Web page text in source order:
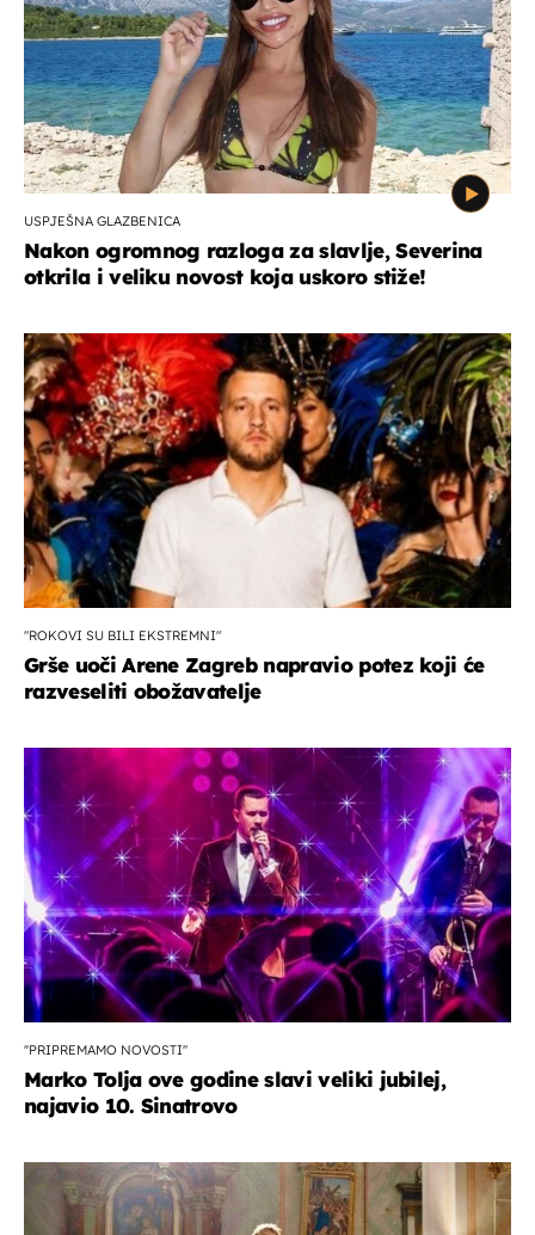
USPJEŠNA GLAZBENICA
Nakon ogromnog razloga za slavlje, Severina
otkrila i veliku novost koja uskoro stiže!
"ROKOVI SU BILI EKSTREMNI"
Grše uoči Arene Zagreb napravio potez koji će
razveseliti obožavatelje
''PRIPREMAMO NOVOSTI''
Marko Tolja ove godine slavi veliki jubilej,
najavio 10. Sinatrovo